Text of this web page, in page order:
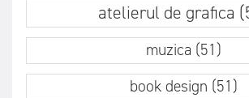
atelierul de grafica
muzica (51)
book design (51)